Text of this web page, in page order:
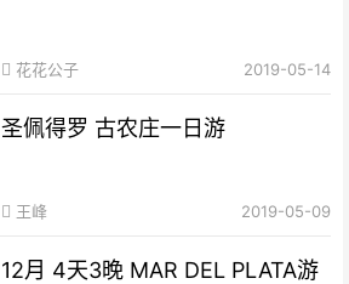
花花公子 2019-05-14
圣佩得罗 古农庄一日游
王峰 2019-05-09
12月 4天3晚 MAR DEL PLATA游